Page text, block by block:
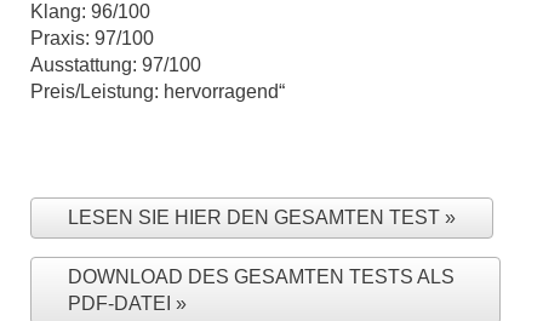
Klang: 96/100
Praxis: 97/100
Ausstattung: 97/100
Preis/Leistung: hervorragend“
LESEN SIE HIER DEN GESAMTEN TEST
DOWNLOAD DES GESAMTEN TESTS ALS
PDF-DATEI